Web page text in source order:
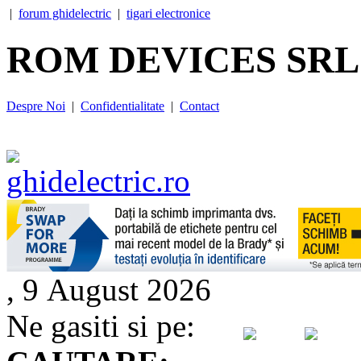
| forum ghidelectric | tigari electronice
ROM DEVICES SRL
Despre Noi | Confidentialitate | Contact
, 9 August 2026
Ne gasiti si pe: